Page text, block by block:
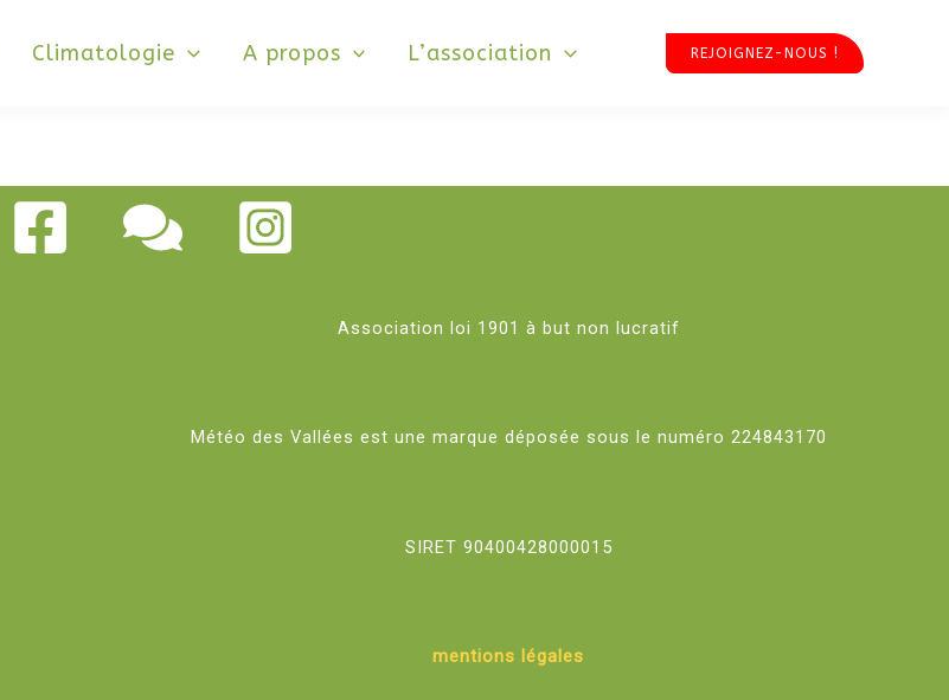
Climatologie A propos L’association REJOIGNEZ-NOUS !
Association loi 1901 à but non lucratif
Météo des Vallées est une marque déposée sous le numéro 224843170
SIRET 90400428000015
mentions légales